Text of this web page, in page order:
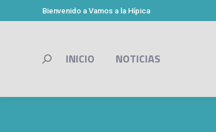
Bienvenido a Vamos a la Hípica
INICIO NOTICIAS
Buscar: